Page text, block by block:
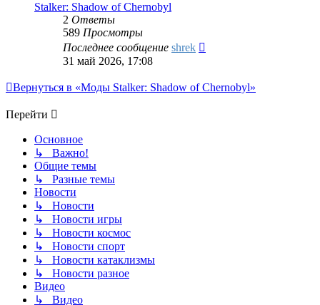
Stalker: Shadow of Chernobyl
2 Ответы
589 Просмотры
Последнее сообщение shrek
31 май 2026, 17:08
Вернуться в «Моды Stalker: Shadow of Chernobyl»
Перейти
Основное
↳ Важно!
Общие темы
↳ Разные темы
Новости
↳ Новости
↳ Новости игры
↳ Новости космос
↳ Новости спорт
↳ Новости катаклизмы
↳ Новости разное
Видео
↳ Видео